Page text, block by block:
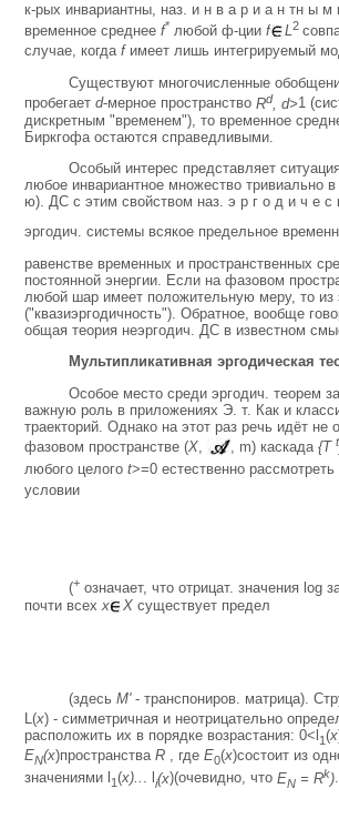
к-рых инвариантны, наз. и н в а р и а н тн ы
временное среднее f* любой ф-ции f L2
случае, когда fимеет лишь интегрируемый
Существуют многочисленные
пробегает d-мерное пространство Rd , d>1
дискретным "временем"), то временное
Биркгофа остаются справедливыми.
Особый интерес представляет
любое инвариантное множество тривиально
ю). ДС с этим свойством наз. э р г о д и ч е
эргодич. системы всякое предельное
равенстве временных и пространственных
постоянной энергии. Если на фазовом
любой шар имеет положительную меру, то из
("квазиэргодичность"). Обратное, вообще
общая теория неэргодич. ДС в известном
Мультипликативная эргодическая
Особое место среди эргодич. теорем
важную роль в приложениях Э. т. Как и
траекторий. Однако на этот раз речь идёт
фазовом пространстве (X , m) каскада {Т t
любого целого t>=0 естественно
условии
(+ означает, что отрицат. значения
почти всех х X существует предел
(здесь М'- транспониров. матрица).
L(x) - симметричная и неотрицательно
расположить их в порядке возрастания: 0<l 1(x
EN(x)пространства R , где Е0(х)состоит из
значениями l
1 (х).. . l i(х)(очевидно, что EN = Rk)